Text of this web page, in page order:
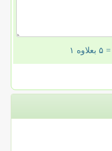
= ۵ بعلاوه ۱